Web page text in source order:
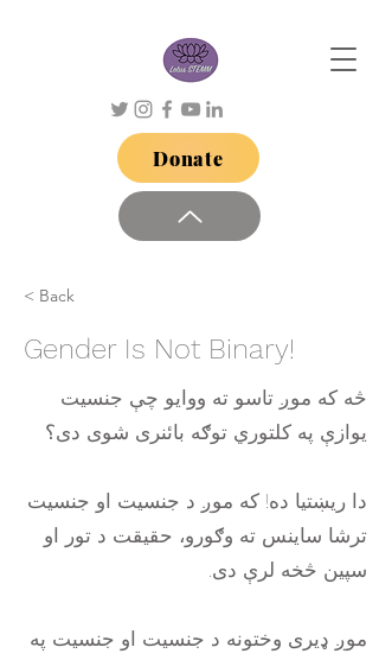
Donate
< Back
Gender Is Not Binary!
څه که موږ تاسو ته ووایو چې جنسیت
یوازې په کلتوري توګه بائنری شوی دی؟
دا ریښتیا ده! که موږ د جنسیت او جنسیت
ترشا ساینس ته وګورو، حقیقت د تور او
سپین څخه لرې دی.
موږ ډیری وختونه د جنسیت او جنسیت په